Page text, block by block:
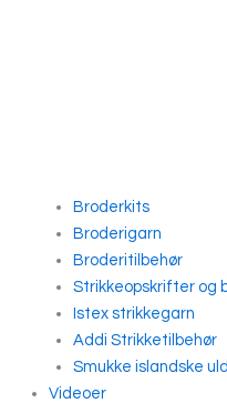
Broderkits
Broderigarn
Broderitilbehør
Strikkeopskrifter og
Istex strikkegarn
Addi Strikketilbehør
Smukke islandske
Videoer